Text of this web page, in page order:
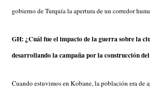
gobierno de Turquía la apertura de un corredor
GH: ¿Cuál fue el impacto de la guerra sobre la
desarrollando la campaña por la construcción
Cuando estuvimos en Kobane, la población era de